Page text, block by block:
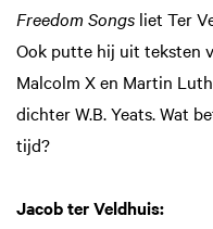
Freedom Songs liet Ter
Ook putte hij uit teksten
Malcolm X en Martin
dichter W.B. Yeats. Wat
tijd?
Jacob ter Veldhuis: